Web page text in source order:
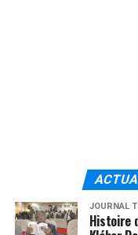
JOURNAL
Histoire